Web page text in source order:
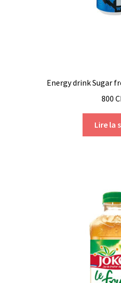
Energy drink Sugar
800
Lire la